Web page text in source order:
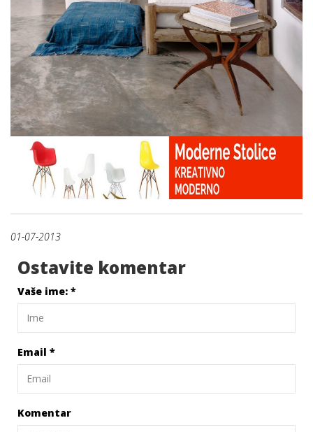
01-07-2013
Ostavite komentar
Vaše ime: *
Email *
Komentar